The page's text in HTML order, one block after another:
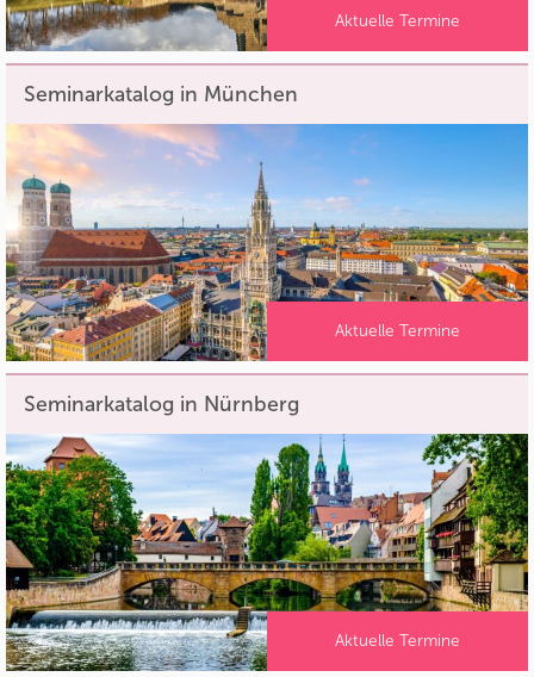
Aktuelle Termine
Seminarkatalog in München
Aktuelle Termine
Seminarkatalog in Nürnberg
Aktuelle Termine